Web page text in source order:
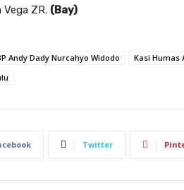
ZR. (Bay)
Andy Dady Nurcahyo Widodo Kasi Humas
Twitter